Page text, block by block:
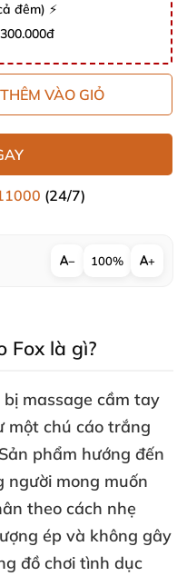
đêm) ⚡
VÀO GIỎ
(24/7)
− 100% +
Fox là gì?
massage cầm tay
một chú cáo trắng
phẩm hướng đến
người mong muốn
theo cách nhẹ
ép và không gây
đồ chơi tình dục